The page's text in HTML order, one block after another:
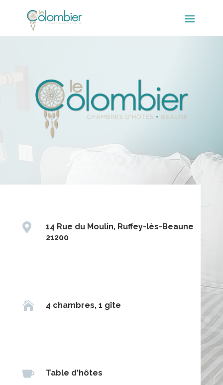

14 Rue du Moulin, Ruffey-lès-Beaune
21200
 4 chambres, 1 gîte
 Table d'hôtes